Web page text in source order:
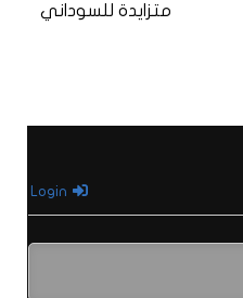
متزايدة للسوداني